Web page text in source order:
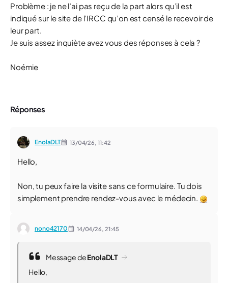
Problème : je ne l’ai pas reçu de la part alors qu’il est
indiqué sur le site de l’IRCC qu’on est censé le recevoir de
leur part.
Je suis assez inquiète avez vous des réponses à cela ?
Noémie
Réponses
EnolaDLT 13/04/26, 11:42
Hello,
Non, tu peux faire la visite sans ce formulaire. Tu dois
simplement prendre rendez-vous avec le médecin.
nono42170 14/04/26, 21:45
Message deEnolaDLT
Hello,